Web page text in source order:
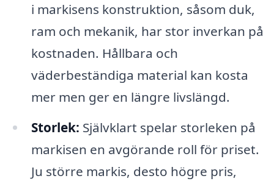
i markisens konstruktion, såsom duk,
ram och mekanik, har stor inverkan på
kostnaden. Hållbara och
väderbeständiga material kan kosta
mer men ger en längre livslängd.
Storlek: Självklart spelar storleken på
markisen en avgörande roll för priset.
Ju större markis, desto högre pris,